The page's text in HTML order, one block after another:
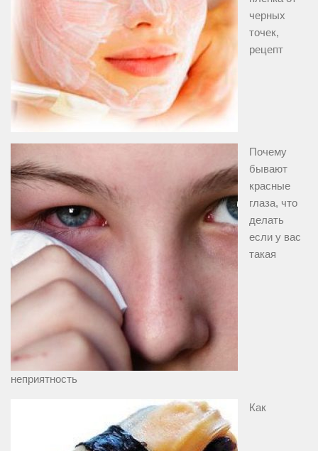
черных
точек,
рецепт
Почему
бывают
красные
глаза, что
делать
если у вас
такая
неприятность
Как